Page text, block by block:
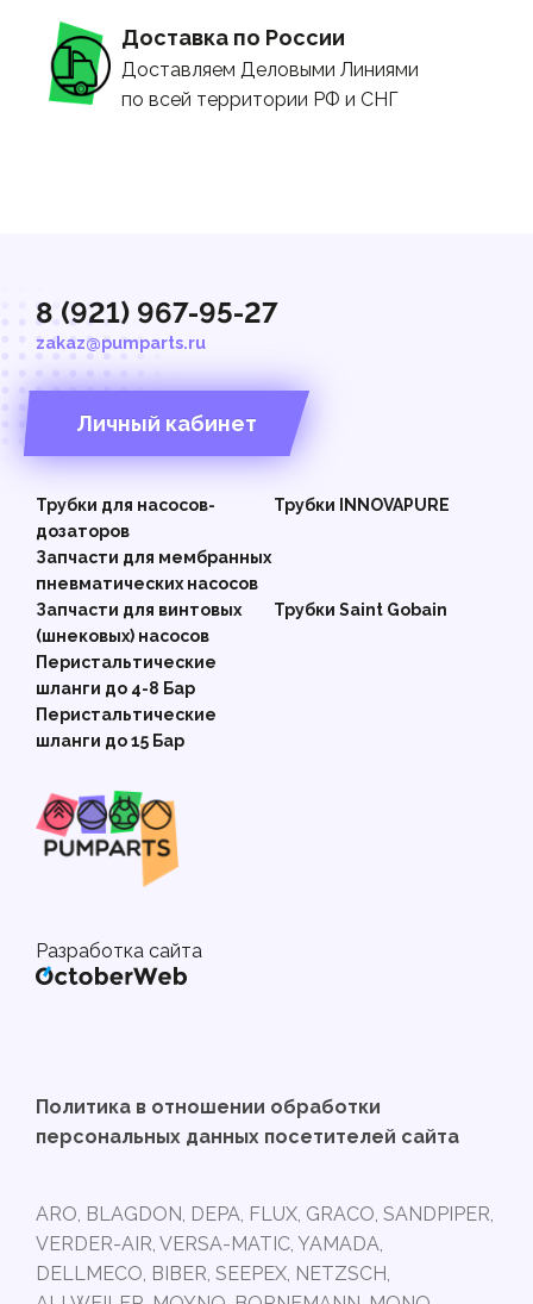
Доставка по России
Доставляем Деловыми Линиями
по всей территории РФ и СНГ
Разработка сайта
Трубки для насосов-
дозаторов
Трубки INNOVAPURE
Запчасти для мембранных
пневматических насосов
Запчасти для винтовых
(шнековых) насосов
Трубки Saint Gobain
Перистальтические
шланги до 4-8 Бар
Перистальтические
шланги до 15 Бар
8 (921) 967-95-27
zakaz@pumparts.ru
Личный кабинет
Политика в отношении обработки
персональных данных посетителей сайта
ARO, BLAGDON, DEPA, FLUX, GRACO, SANDPIPER,
VERDER-AIR, VERSA-MATIC, YAMADA,
DELLMECO, BIBER, SEEPEX, NETZSCH,